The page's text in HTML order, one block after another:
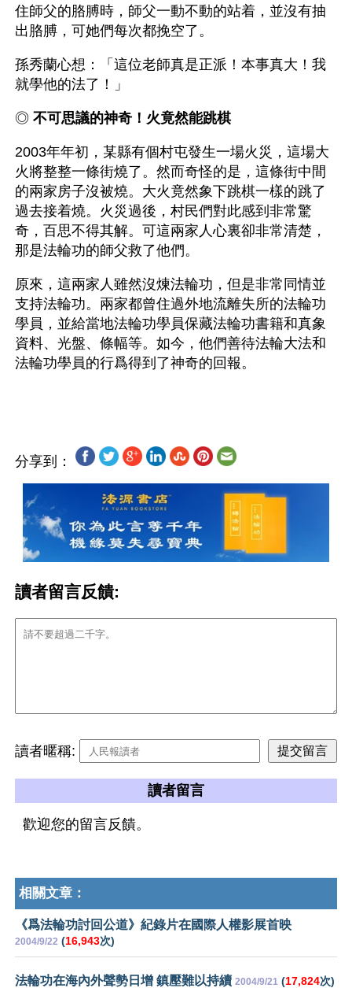
住師父的胳膊時，師父一動不動的站着，並沒有抽
出胳膊，可她們每次都挽空了。
孫秀蘭心想：「這位老師真是正派！本事真大！我
就學他的法了！」
◎ 不可思議的神奇！火竟然能跳棋
2003年年初，某縣有個村屯發生一場火災，這場大
火將整整一條街燒了。然而奇怪的是，這條街中間
的兩家房子沒被燒。大火竟然象下跳棋一樣的跳了
過去接着燒。火災過後，村民們對此感到非常驚
奇，百思不得其解。可這兩家人心裏卻非常清楚，
那是法輪功的師父救了他們。
原來，這兩家人雖然沒煉法輪功，但是非常同情並
支持法輪功。兩家都曾住過外地流離失所的法輪功
學員，並給當地法輪功學員保藏法輪功書籍和真象
資料、光盤、條幅等。如今，他們善待法輪大法和
法輪功學員的行爲得到了神奇的回報。
分享到：
讀者留言反饋:
讀者暱稱:
讀者留言
歡迎您的留言反饋。
相關文章：
《爲法輪功討回公道》紀錄片在國際人權影展首映
2004/9/22 (16,943次)
法輪功在海內外聲勢日增 鎮壓難以持續 2004/9/21 (17,824次)